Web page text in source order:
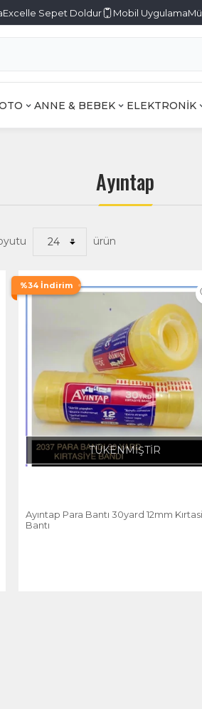
Excelle Sepet Doldur Mobil Uygulama
ANNE & BEBEK ELEKTRONİK
Ayıntap
ürün
%34 İndirim
TÜKENMİŞTİR
Ayıntap Para Bantı 30yard 12mm
Bantı